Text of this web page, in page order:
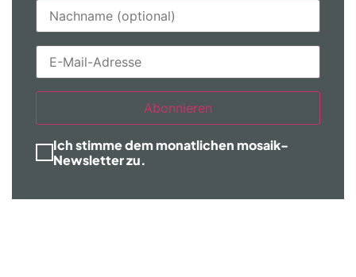
Abonnieren
Ich stimme dem monatlichen mosaik-
Newsletter zu.